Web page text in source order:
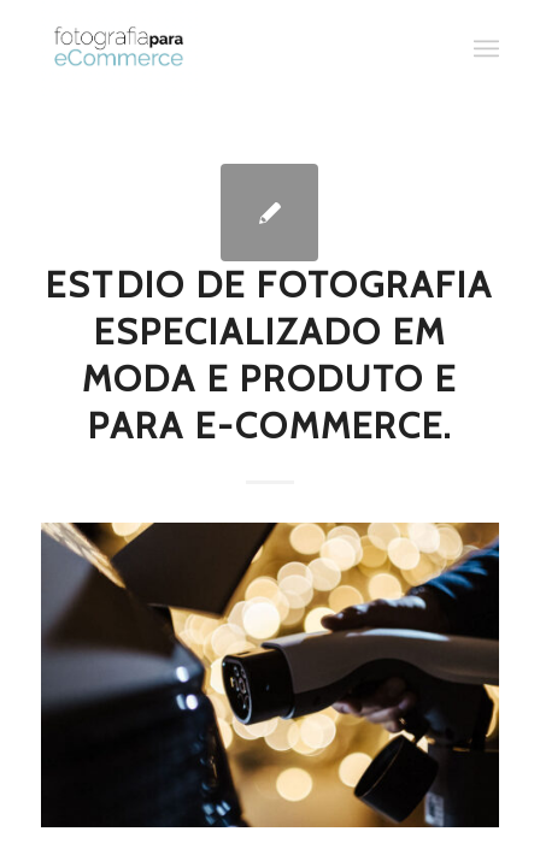
ESTDIO DE FOTOGRAFIA
ESPECIALIZADO EM
MODA E PRODUTO E
PARA E-COMMERCE.